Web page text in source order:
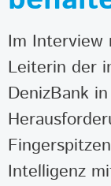
Im Interview
Leiterin der
DenizBank
Intelligenz